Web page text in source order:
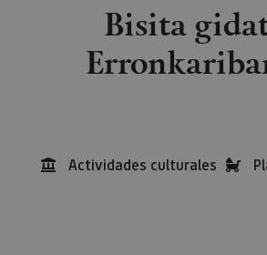
Bisita
Actividades culturales